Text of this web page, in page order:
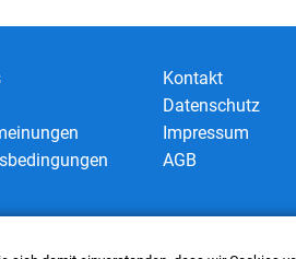
Kontakt
Datenschutz
Impressum
AGB